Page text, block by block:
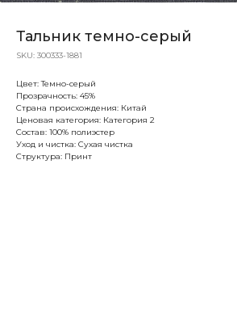
Тальник темно-серый
SKU: 300333-1881
Цвет: Темно-серый
Прозрачность: 45%
Страна происхождения: Китай
Ценовая категория: Категория 2
Состав: 100% полиэстер
Уход и чистка: Сухая чистка
Структура: Принт